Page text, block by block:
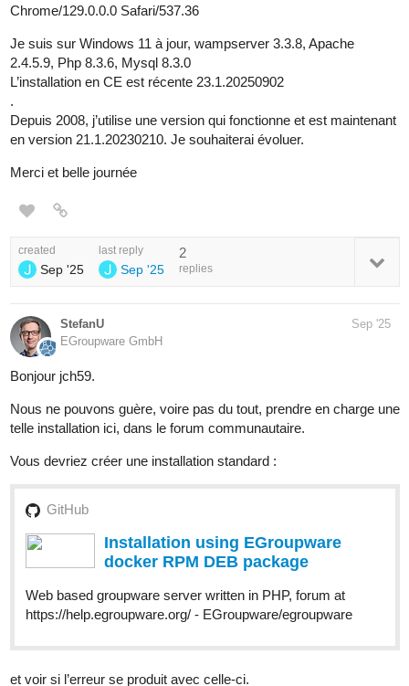
Chrome/129.0.0.0 Safari/537.36
Je suis sur Windows 11 à jour, wampserver 3.3.8, Apache
2.4.5.9, Php 8.3.6, Mysql 8.3.0
L’installation en CE est récente 23.1.20250902
.
Depuis 2008, j’utilise une version qui fonctionne et est maintenant
en version 21.1.20230210. Je souhaiterai évoluer.
Merci et belle journée
created
Sep '25
last reply
Sep '25
2
replies
StefanU
EGroupware GmbH
Sep '25
Bonjour jch59.
Nous ne pouvons guère, voire pas du tout, prendre en charge une
telle installation ici, dans le forum communautaire.
Vous devriez créer une installation standard :
GitHub
Installation using EGroupware
docker RPM DEB package
Web based groupware server written in PHP, forum at
https://help.egroupware.org/ - EGroupware/egroupware
et voir si l’erreur se produit avec celle-ci.